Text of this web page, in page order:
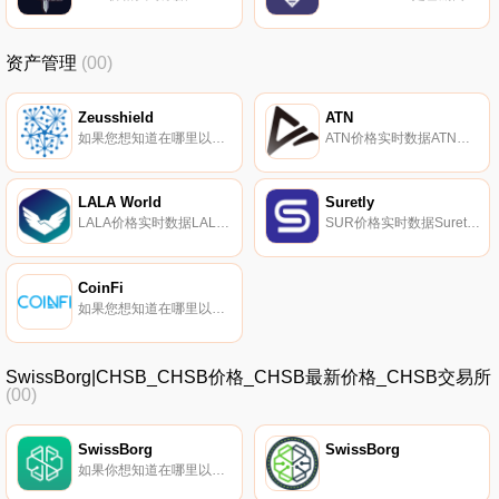
资产管理 (00)
Zeusshield ATN
LALA World
LALA价格实时数据LALA World（LALA）是一种加密货币,在以太坊平台上运行。LALA World目前的供应量为250000000,流通量为249332879.12。最近已知的LALA World价格为0.00045675美元,在过去24小时内上涨了5.17美元.
Suretly
SUR价格实时数据Suretly（SUR）是一种于2017年推出的加密货币,在以太坊平台上运营。Suretly的电流供应量为235290.376。最近已知的Suretly价格为0.34975291美元,在过去24小时内下跌了-1.80。更多信息请访问https://surco.in.
CoinFi
如果您想知道在哪里以当前价格购买CoinFi,目前交易｛COFInname｝股票的顶级加密货币交易所是Gate.io。您可以在我们的加密货币交易所页面上找到其他交易所。CoinFi（COFI）是一种加密货币,在以太坊平台上运行.
SwissBorg|CHSB_CHSB价格_CHSB最新价格_CHSB交易所
(00)
SwissBorg SwissBorg